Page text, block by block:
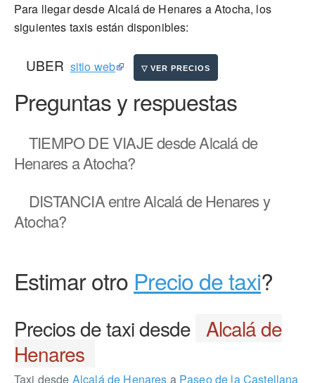
Para llegar desde Alcalá de Henares a Atocha, los
siguientes taxis están disponibles:
UBER sitio web
Preguntas y respuestas
TIEMPO DE VIAJEdesde Alcalá de
Henares a Atocha?
DISTANCIAentre Alcalá de Henares y
Atocha?
Estimar otro Precio de taxi?
Precios de taxi desde Alcalá de
Henares
Taxi desde Alcalá de Henares aPaseo de la Castellana